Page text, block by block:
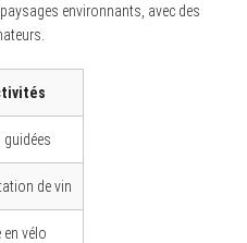
environnants, avec des
de vin
en vélo